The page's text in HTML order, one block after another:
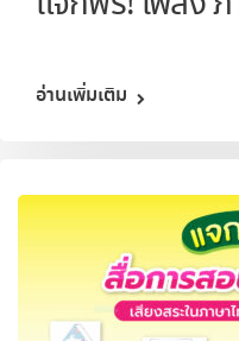
อ่านเพิ่มเติม